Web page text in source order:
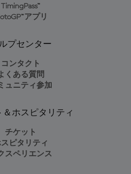
TimingPass™
アプリ
プセンター
コンタクト
くある質問
ュニティ参加
＆ホスピタリティ
チケット
ピタリティ
スペリエンス